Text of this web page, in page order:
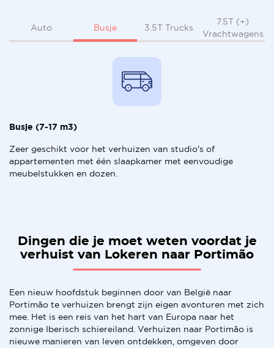
Auto Busje 3.5T Trucks
7.5T (+)
Vrachtwagens
Busje (7-17 m3)
Zeer geschikt voor het verhuizen van studio's of
appartementen met één slaapkamer met eenvoudige
meubelstukken en dozen.
Dingen die je moet weten voordat je
verhuist van Lokeren naar Portimão
Een nieuw hoofdstuk beginnen door van België naar
Portimão te verhuizen brengt zijn eigen avonturen met zich
mee. Het is een reis van het hart van Europa naar het
zonnige Iberisch schiereiland. Verhuizen naar Portimão is
nieuwe manieren van leven ontdekken, omgeven door